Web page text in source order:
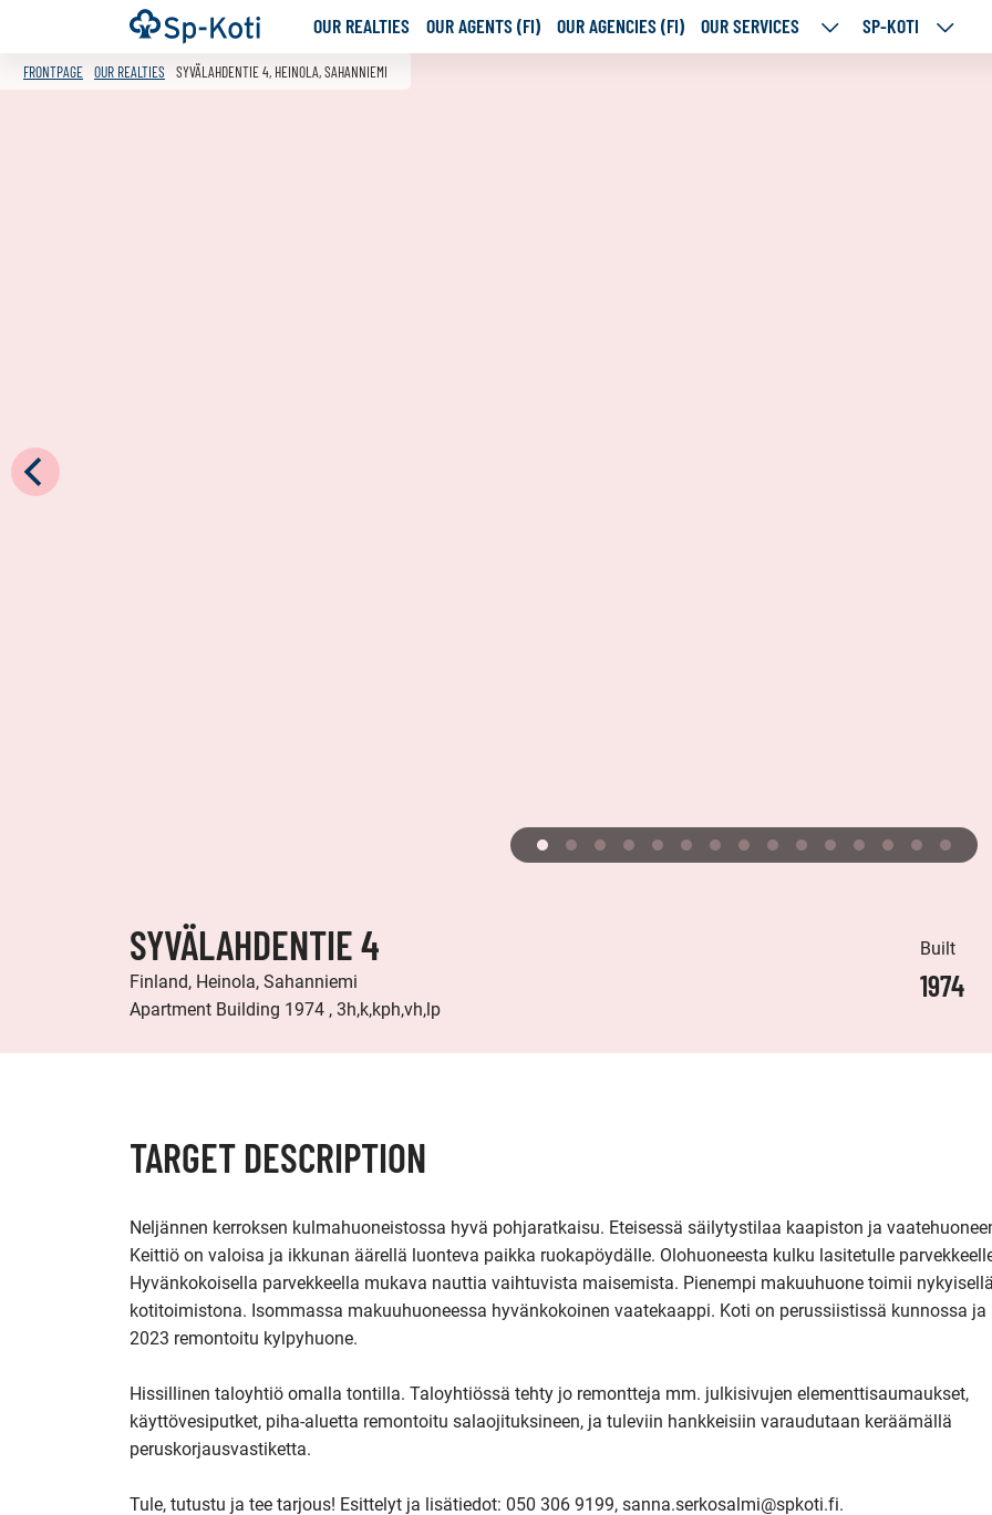
Go
to
content
Frontpage OUR REALTIES OUR AGENTS (FI) OUR AGENCIES (FI) OUR SERVICES
OUR
SP-KOTI
SP-
FRONTPAGE OUR REALTIES SYVÄLAHDENTIE 4, HEINOLA, SAHANNIEMI
SYVÄLAHDENTIE 4
Finland, Heinola, Sahanniemi
Apartment Building 1974 , 3h,k,kph,vh,lp
Built
1974
TARGET DESCRIPTION
Neljännen kerroksen kulmahuoneistossa hyvä pohjaratkaisu. Eteisessä säilytystilaa kaapiston ja
Keittiö on valoisa ja ikkunan äärellä luonteva paikka ruokapöydälle. Olohuoneesta kulku lasitetulle
Hyvänkokoisella parvekkeella mukava nauttia vaihtuvista maisemista. Pienempi makuuhuone toimii
kotitoimistona. Isommassa makuuhuoneessa hyvänkokoinen vaatekaappi. Koti on perussiistissä kunnossa ja
2023 remontoitu kylpyhuone.
Hissillinen taloyhtiö omalla tontilla. Taloyhtiössä tehty jo remontteja mm. julkisivujen elementtisaumaukset,
käyttövesiputket, piha-aluetta remontoitu salaojituksineen, ja tuleviin hankkeisiin varaudutaan keräämällä
peruskorjausvastiketta.